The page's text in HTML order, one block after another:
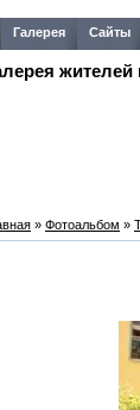
Галерея Сайты
жителей
» Фотоальбом »